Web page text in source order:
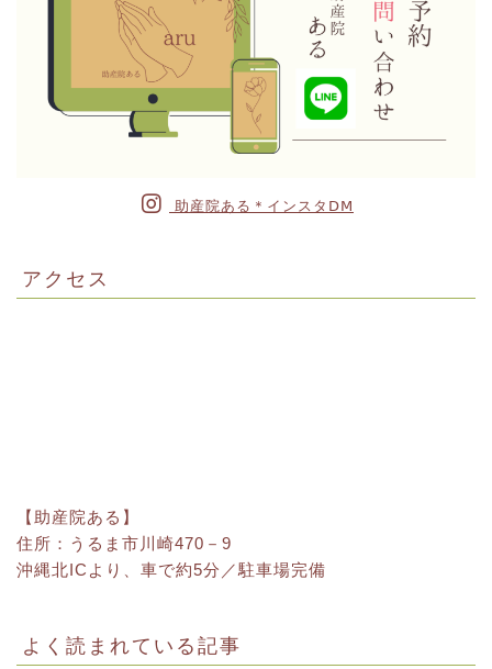
助産院ある＊インスタⅮⅯ
アクセス
【助産院ある】
住所：うるま市川崎470－9
沖縄北ICより、車で約5分／駐車場完備
よく読まれている記事